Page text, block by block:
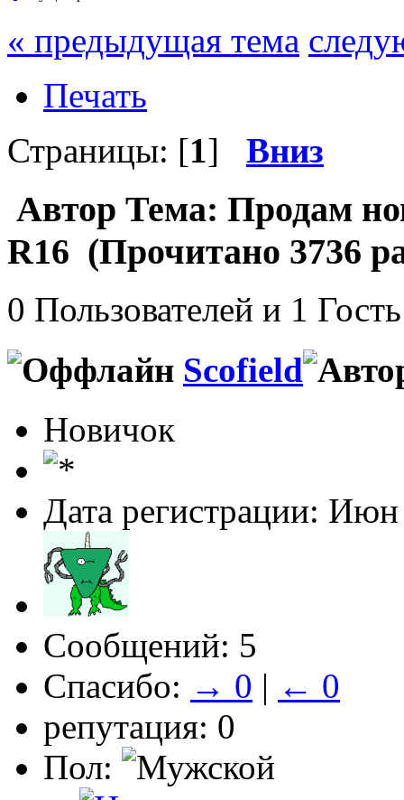
« предыдущая тема
Печать
Страницы: [1] Вниз
Автор Тема: Продам
R16 (Прочитано 3736
0 Пользователей и 1
Scofield
Новичок
Дата регистрации:
Сообщений: 5
Спасибо: → 0 | ← 0
репутация: 0
Пол: